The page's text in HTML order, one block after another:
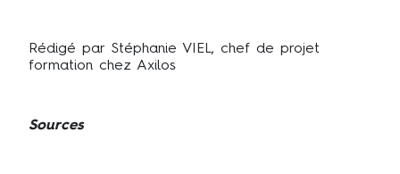
Rédigé par Stéphanie VIEL, chef de projet
formation chez Axilos
Sources